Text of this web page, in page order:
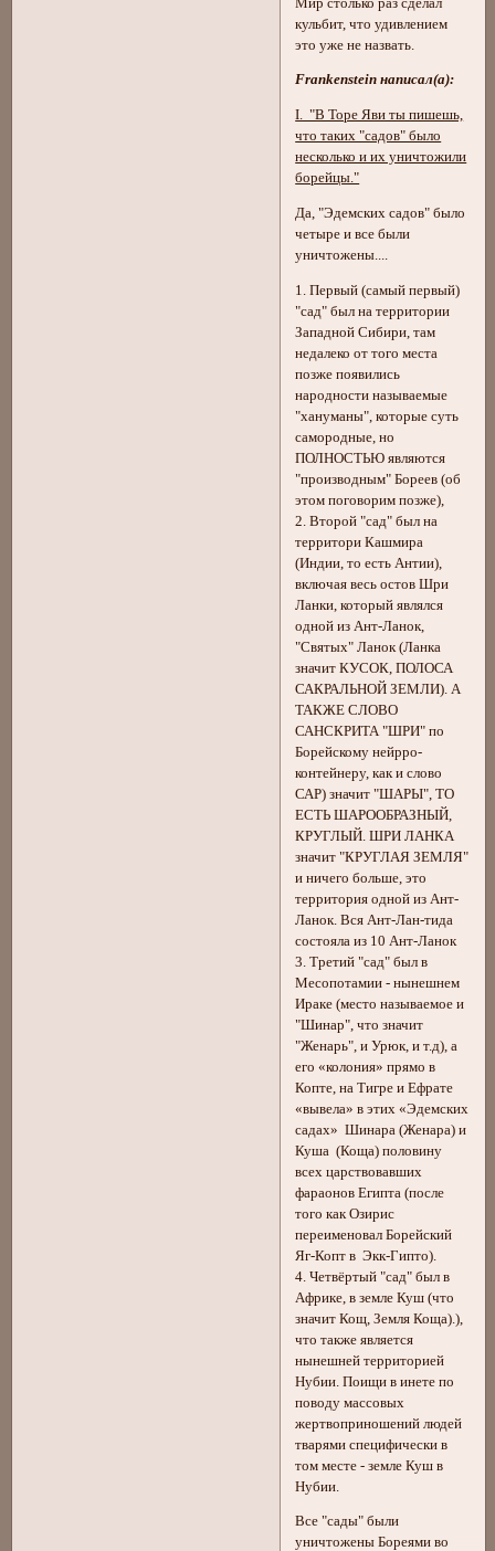
кульбит, что удивлением
это уже не назвать.
Frankenstein написал(а):
I. "В Торе Яви ты пишешь,
что таких "садов" было
несколько и их уничтожили
борейцы."
Да, "Эдемских садов" было
четыре и все были
уничтожены....
1. Первый (самый первый)
"сад" был на территории
Западной Сибири, там
недалеко от того места
позже появились
народности называемые
"хануманы", которые суть
самородные, но
ПОЛНОСТЬЮ являются
"производным" Бореев (об
этом поговорим позже),
2. Второй "сад" был на
территори Кашмира
(Индии, то есть Антии),
включая весь остов Шри
Ланки, который являлся
одной из Ант-Ланок,
"Святых" Ланок (Ланка
значит КУСОК, ПОЛОСА
САКРАЛЬНОЙ ЗЕМЛИ). А
ТАКЖЕ СЛОВО
САНСКРИТА "ШРИ" по
Борейскому нейрро-
контейнеру, как и слово
САР) значит "ШАРЫ", ТО
ЕСТЬ ШАРООБРАЗНЫЙ,
КРУГЛЫЙ. ШРИ ЛАНКА
значит "КРУГЛАЯ ЗЕМЛЯ"
и ничего больше, это
территория одной из Ант-
Ланок. Вся Ант-Лан-тида
состояла из 10 Ант-Ланок
3. Третий "сад" был в
Месопотамии - нынешнем
Ираке (место называемое и
"Шинар", что значит
"Женарь", и Урюк, и т.д), а
его «колония» прямо в
Копте, на Тигре и Ефрате
«вывела» в этих «Эдемских
садах» Шинара (Женара) и
Куша (Коща) половину
всех царствовавших
фараонов Египта (после
того как Озирис
переименовал Борейский
Яг-Копт в Экк-Гипто).
4. Четвёртый "сад" был в
Африке, в земле Куш (что
значит Кощ, Земля Коща).),
что также является
нынешней территорией
Нубии. Поищи в инете по
поводу массовых
жертвоприношений людей
тварями специфически в
том месте - земле Куш в
Нубии.
Все "сады" были
уничтожены Бореями во